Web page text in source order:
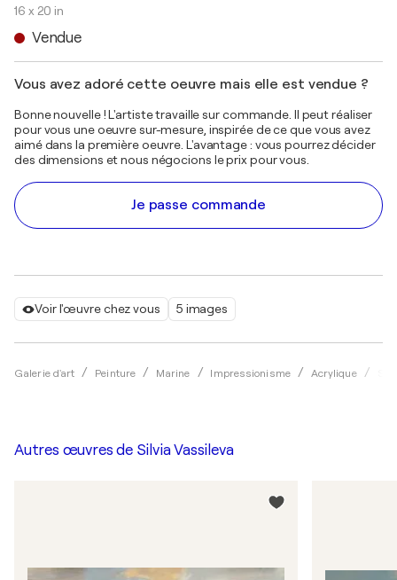
Voir l'œuvre chez vous 5 images
Galerie d'art Peinture Marine Impressionisme Acrylique
16 x 20 in
Vendue
Vous avez adoré cette oeuvre mais elle est vendue ?
Bonne nouvelle ! L'artiste travaille sur commande. Il peut réaliser
pour vous une oeuvre sur-mesure, inspirée de ce que vous avez
aimé dans la première oeuvre. L'avantage : vous pourrez décider
des dimensions et nous négocions le prix pour vous.
Je passe commande
Autres œuvres de Silvia Vassileva